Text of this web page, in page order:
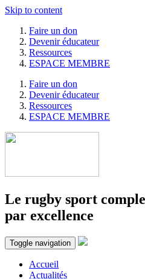
Skip to content
Faire un don
Devenir éducateur
Ressources
ESPACE MEMBRE
Faire un don
Devenir éducateur
Ressources
ESPACE MEMBRE
Le rugby sport
par excellence
Toggle navigation
Accueil
Actualités